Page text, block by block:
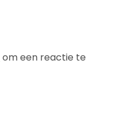
om een reactie te